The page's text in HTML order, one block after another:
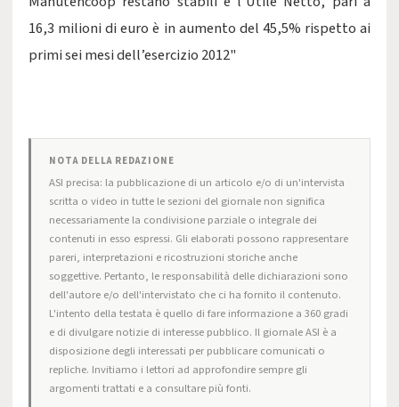
16,3 milioni di euro è in aumento del 45,5% rispetto ai
primi sei mesi dell’esercizio 2012"
NOTA DELLA REDAZIONE
ASI precisa: la pubblicazione di un articolo e/o di un'intervista
scritta o video in tutte le sezioni del giornale non significa
necessariamente la condivisione parziale o integrale dei
contenuti in esso espressi. Gli elaborati possono rappresentare
pareri, interpretazioni e ricostruzioni storiche anche
soggettive. Pertanto, le responsabilità delle dichiarazioni sono
dell'autore e/o dell'intervistato che ci ha fornito il contenuto.
L'intento della testata è quello di fare informazione a 360 gradi
e di divulgare notizie di interesse pubblico. Il giornale ASI è a
disposizione degli interessati per pubblicare comunicati o
repliche. Invitiamo i lettori ad approfondire sempre gli
argomenti trattati e a consultare più fonti.